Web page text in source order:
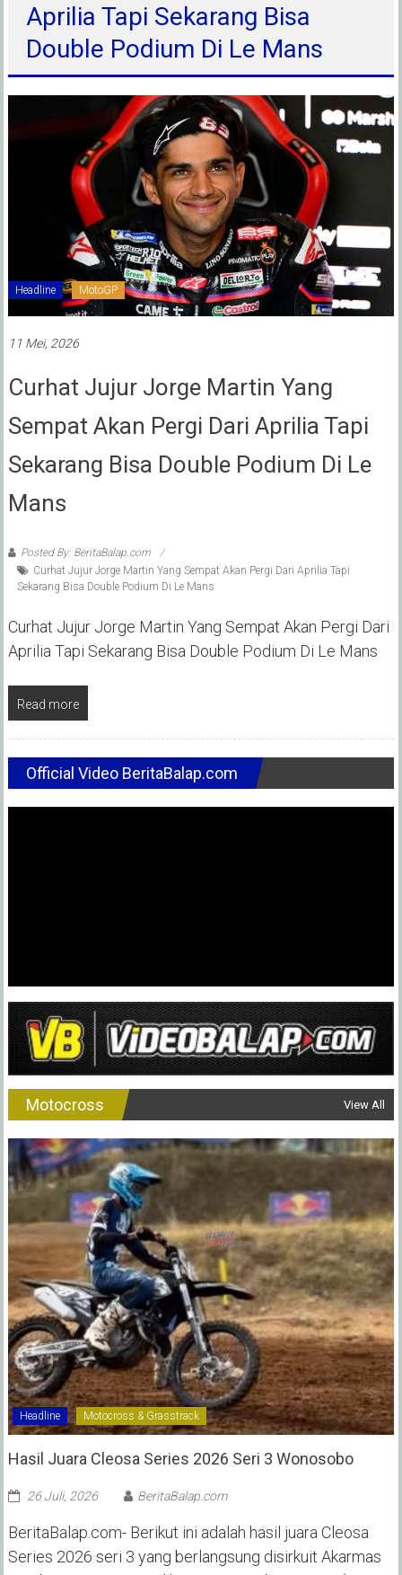
Aprilia Tapi Sekarang Bisa
Double Podium Di Le Mans
Headline MotoGP
11 Mei, 2026
Curhat Jujur Jorge Martin Yang
Sempat Akan Pergi Dari Aprilia Tapi
Sekarang Bisa Double Podium Di Le
Mans
Posted By: BeritaBalap.com
Curhat Jujur Jorge Martin Yang Sempat Akan Pergi Dari Aprilia Tapi
Sekarang Bisa Double Podium Di Le Mans
Curhat Jujur Jorge Martin Yang Sempat Akan Pergi Dari
Aprilia Tapi Sekarang Bisa Double Podium Di Le Mans
Read more
Official Video BeritaBalap.com
Motocross View All
Headline Motocross & Grasstrack
Hasil Juara Cleosa Series 2026 Seri 3 Wonosobo ‎
26 Juli, 2026 BeritaBalap.com
BeritaBalap.com- Berikut ini adalah hasil juara Cleosa
Series 2026 seri 3 yang berlangsung disirkuit Akarmas